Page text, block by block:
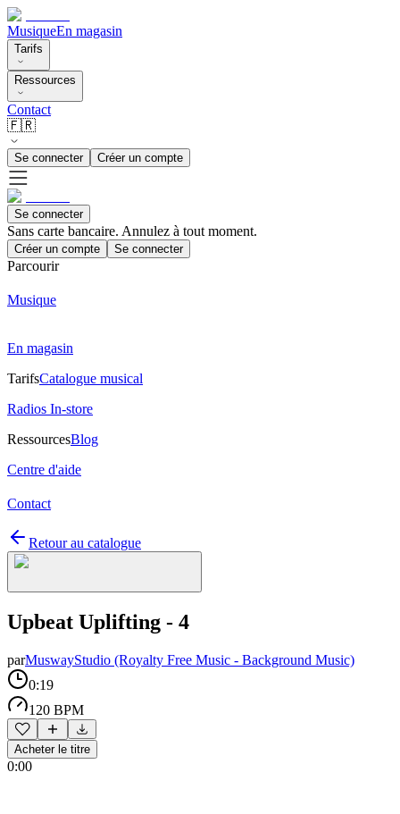
MusiqueEn magasin
Tarifs
Ressources
Contact
🇫🇷
Se connecter Créer un compte
Se connecter
Sans carte bancaire. Annulez à tout moment.
Créer un compte Se connecter
Parcourir
Musique
En magasin
TarifsCatalogue musical
Radios In-store
RessourcesBlog
Centre d'aide
Contact
Retour au catalogue
Upbeat Uplifting - 4
parMuswayStudio (Royalty Free Music - Background Music)
0:19
120 BPM
Acheter le titre
0:00